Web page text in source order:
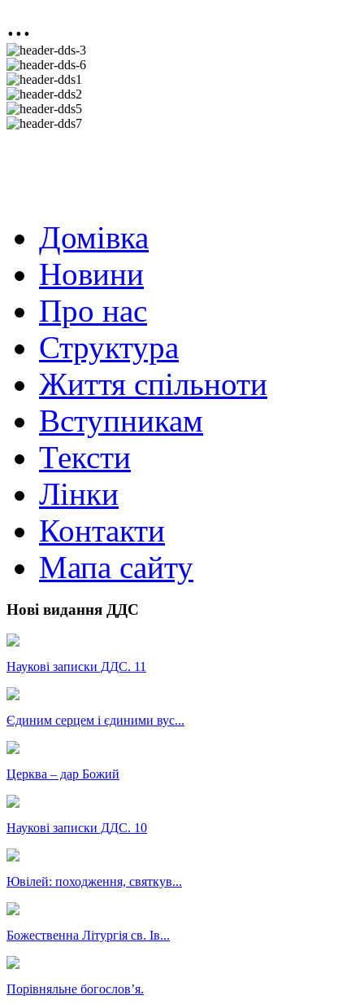
...
Домівка
Новини
Про нас
Структура
Життя спільноти
Вступникам
Тексти
Лінки
Контакти
Мапа сайту
Нові видання ДДС
Наукові записки ДДС. 11
Єдиним серцем і єдиними вус...
Церква – дар Божий
Наукові записки ДДС. 10
Ювілей: походження, святкув...
Божественна Літургія св. Ів...
Порівняльне богословʼя.